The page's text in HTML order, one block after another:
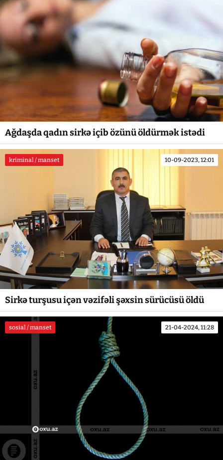
Ağdaşda qadın sirkə içib özünü öldürmək istədi
kriminal / manset 10-09-2023, 12:01
Sirkə turşusu içən vəzifəli şəxsin sürücüsü öldü
sosial / manset 21-04-2024, 11:28